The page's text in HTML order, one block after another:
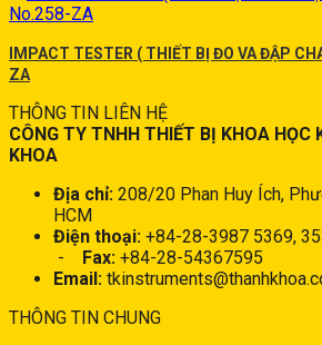
IMPACT TESTER ( THIẾT BỊ ĐO VA ĐẬP
ZA
THÔNG TIN LIÊN HỆ
CÔNG TY TNHH THIẾT BỊ KHOA HỌC
KHOA
Địa chỉ: 208/20 Phan Huy Ích,
HCM
Điện thoại: +84-28-3987 5369,
- Fax: +84-28-54367595
Email:
THÔNG TIN CHUNG